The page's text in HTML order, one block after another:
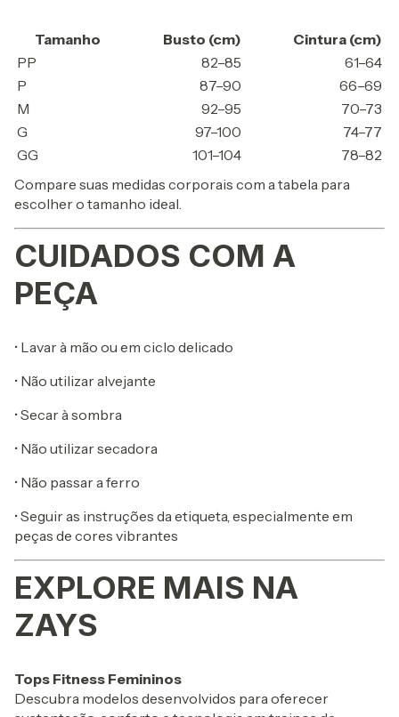
Tamanho Busto (cm)
Cintura (cm)
PP
82–85
61–64
P
87–90
66–69
M
92–95
70–73
G
97–100
74–77
GG
101–104
78–82
Compare suas medidas corporais com a tabela para
escolher o tamanho ideal.
CUIDADOS COM A
PEÇA
• Lavar à mão ou em ciclo delicado
• Não utilizar alvejante
• Secar à sombra
• Não utilizar secadora
• Não passar a ferro
• Seguir as instruções da etiqueta, especialmente em
peças de cores vibrantes
EXPLORE MAIS NA
ZAYS
Tops Fitness Femininos
Descubra modelos desenvolvidos para oferecer